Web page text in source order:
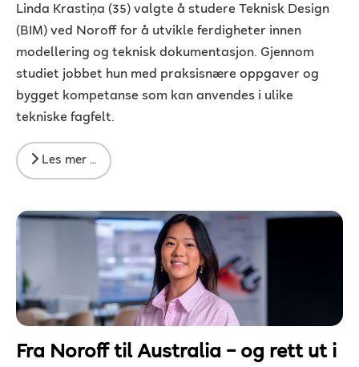
Linda Krastiņa (35) valgte å studere Teknisk Design
(BIM) ved Noroff for å utvikle ferdigheter innen
modellering og teknisk dokumentasjon. Gjennom
studiet jobbet hun med praksisnære oppgaver og
bygget kompetanse som kan anvendes i ulike
tekniske fagfelt.
Les mer …
Fra Noroff til Australia – og rett ut i